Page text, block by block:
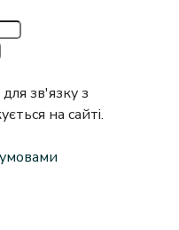
зв'язку з
на сайті.